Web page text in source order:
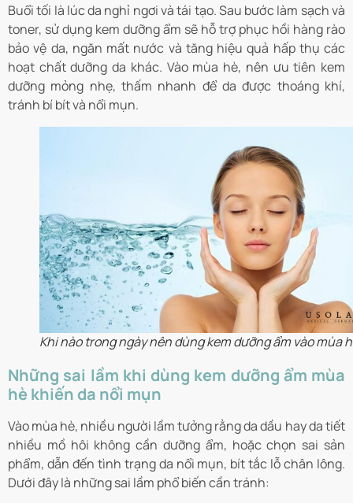
Buổi tối là lúc da nghỉ ngơi và tái tạo. Sau bước làm sạch và
toner, sử dụng kem dưỡng ẩm sẽ hỗ trợ phục hồi hàng rào
bảo vệ da, ngăn mất nước và tăng hiệu quả hấp thụ các
hoạt chất dưỡng da khác. Vào mùa hè, nên ưu tiên kem
dưỡng mỏng nhẹ, thấm nhanh để da được thoáng khí,
tránh bí bít và nổi mụn.
Khi nào trong ngày nên dùng kem dưỡng ẩm vào mùa
Những sai lầm khi dùng kem dưỡng ẩm mùa
hè khiến da nổi mụn
Vào mùa hè, nhiều người lầm tưởng rằng da dầu hay da tiết
nhiều mồ hôi không cần dưỡng ẩm, hoặc chọn sai sản
phẩm, dẫn đến tình trạng da nổi mụn, bít tắc lỗ chân lông.
Dưới đây là những sai lầm phổ biến cần tránh: